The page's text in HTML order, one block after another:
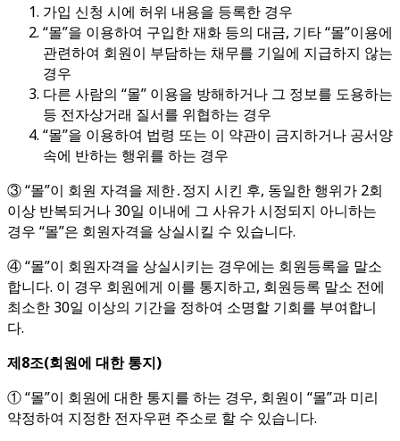
가입 신청 시에 허위 내용을 등록한 경우
“몰”을 이용하여 구입한 재화 등의 대금, 기타 “몰”이용에
관련하여 회원이 부담하는 채무를 기일에 지급하지 않는
경우
다른 사람의 “몰” 이용을 방해하거나 그 정보를 도용하는
등 전자상거래 질서를 위협하는 경우
“몰”을 이용하여 법령 또는 이 약관이 금지하거나 공서양
속에 반하는 행위를 하는 경우
③ “몰”이 회원 자격을 제한․정지 시킨 후, 동일한 행위가 2회
이상 반복되거나 30일 이내에 그 사유가 시정되지 아니하는
경우 “몰”은 회원자격을 상실시킬 수 있습니다.
④ “몰”이 회원자격을 상실시키는 경우에는 회원등록을 말소
합니다. 이 경우 회원에게 이를 통지하고, 회원등록 말소 전에
최소한 30일 이상의 기간을 정하여 소명할 기회를 부여합니
다.
제8조(회원에 대한 통지)
① “몰”이 회원에 대한 통지를 하는 경우, 회원이 “몰”과 미리
약정하여 지정한 전자우편 주소로 할 수 있습니다.